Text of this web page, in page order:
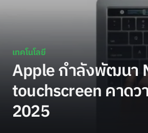
เทคโนโลยี
Apple กำลังพัฒนา
touchscreen คาดว
2025